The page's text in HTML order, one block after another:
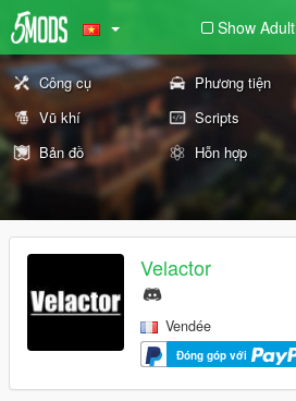
Show Adult
Công cụ Phương tiện
Vũ khí
Scripts
Bản đồ
Hỗn hợp
Velactor
Vendée
Đóng góp với